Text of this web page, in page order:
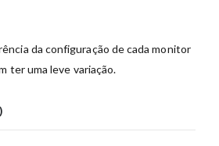
da configuração de cada monitor
ter uma leve variação.